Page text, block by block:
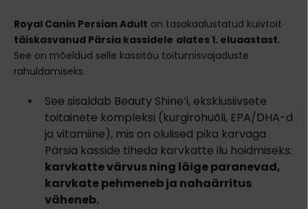
Royal Canin Persian Adult on tasakaalustatud kuivtoit
täiskasvanud Pärsia kassidele alates 1. eluaastast.
See on mõeldud selle kassitõu toitumisvajaduste
rahuldamiseks.
See sisaldab Beauty Shine’i, eksklusiivsete
toitainete kompleksi (kurgirohuõli, EPA/DHA-d
ja vitamiine), mis on olulised pika karvaga
Pärsia kasside tiheda karvkatte ilu hoidmiseks:
karvkatte värvus ning läige paranevad,
karvkate pehmeneb ja nahaärritus
väheneb.